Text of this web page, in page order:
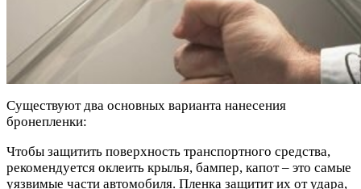
Существуют два основных варианта нанесения
бронепленки:
Чтобы защитить поверхность транспортного средства,
рекомендуется оклеить крылья, бампер, капот – это самые
уязвимые части автомобиля. Пленка защитит их от удара,